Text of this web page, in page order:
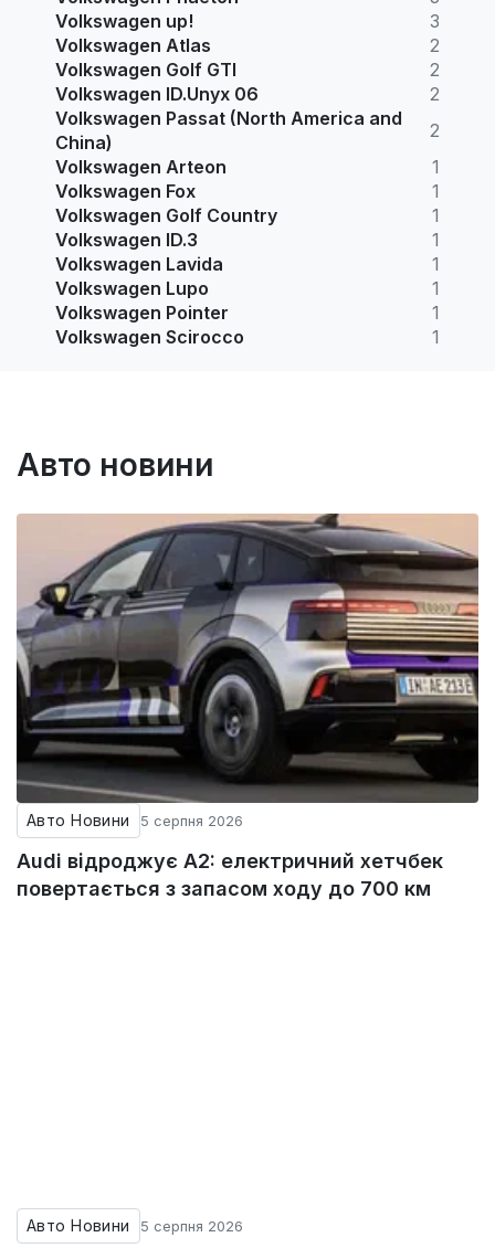
Volkswagen up!
3
Volkswagen Atlas
2
Volkswagen Golf GTI
2
Volkswagen ID.Unyx 06
2
Volkswagen Passat (North America and
China)
2
Volkswagen Arteon
1
Volkswagen Fox
1
Volkswagen Golf Country
1
Volkswagen ID.3
1
Volkswagen Lavida
1
Volkswagen Lupo
1
Volkswagen Pointer
1
Volkswagen Scirocco
1
Авто новини
Авто Новини 5 серпня 2026
Audi відроджує A2: електричний хетчбек
повертається з запасом ходу до 700 км
Авто Новини 5 серпня 2026